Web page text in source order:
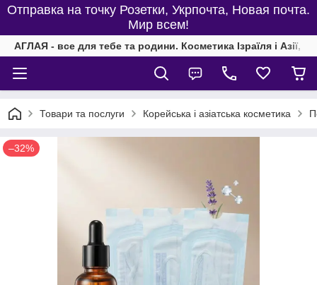
Отправка на точку Розетки, Укрпочта, Новая почта.
Мир всем!
АГЛАЯ - все для тебе та родини. Косметика Ізраїля і Азії,
Товари та послуги Корейська і азіатська косметика
–32%